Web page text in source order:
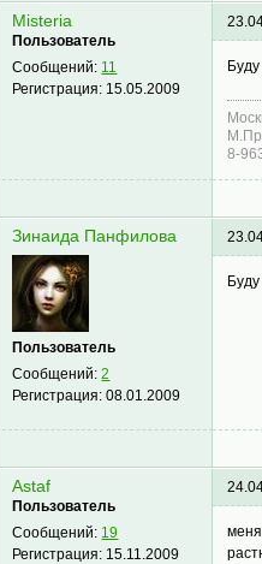
Misteria
Пользователь
Сообщений: 11
Регистрация: 15.05.2009
8-
Зинаида Панфилова
Пользователь
Сообщений:2
Регистрация:08.01.2009
Astaf
Пользователь
Сообщений: 19
Регистрация: 15.11.2009